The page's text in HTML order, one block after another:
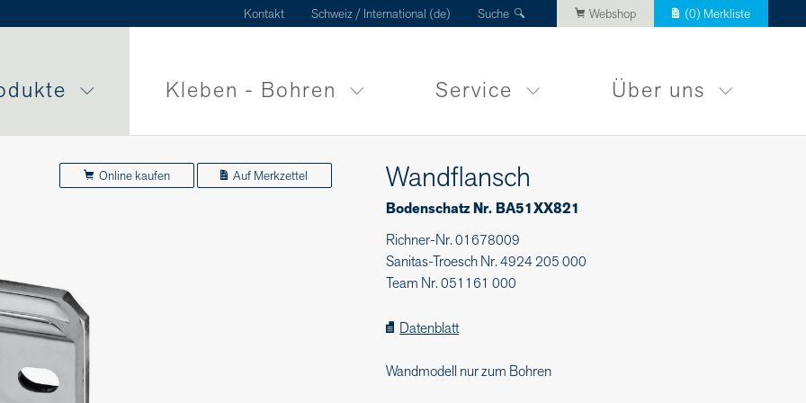
Kontakt Schweiz / International (de) Suche Webshop (0) Merkliste
Kleben - Bohren Service Über uns
Online kaufen Auf Merkzettel Wandflansch
Bodenschatz Nr. BA51XX821
Richner-Nr. 01678009
Sanitas-Troesch Nr. 4924 205 000
Team Nr. 051161 000
Datenblatt
Wandmodell nur zum Bohren